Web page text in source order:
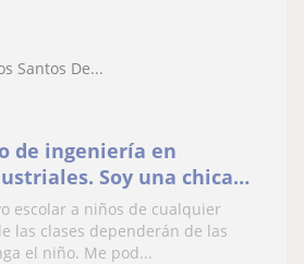
Santos De...
de ingeniería en
Soy una chica
amable, paciente y
escolar a niños de cualquier
las clases dependerán de las
el niño. Me pod...